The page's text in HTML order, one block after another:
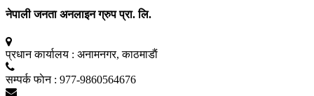
नेपाली जनता अनलाइन ग्रुप प्रा. लि.
प्रधान कार्यालय : अनामनगर, काठमाडाैं
सम्पर्क फाेन : 977-9860564676